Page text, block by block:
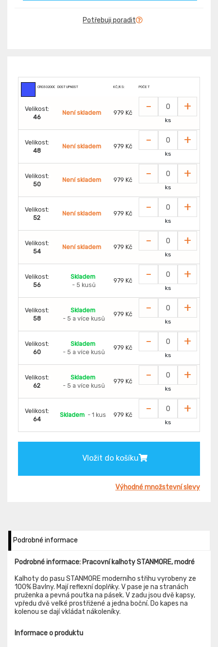
Potřebuji poradit
CR0302000450DOSTUPNOST KČ/KS: POČET
Velikost:
46
Není skladem 979 Kč - +
ks
Velikost:
48
Není skladem 979 Kč - +
ks
Velikost:
50
Není skladem 979 Kč - +
ks
Velikost:
52
Není skladem 979 Kč - +
ks
Velikost:
54
Není skladem 979 Kč - +
ks
Velikost:
56
Skladem
- 5 kusů
979 Kč - +
ks
Velikost:
58
Skladem
- 5 a více kusů
979 Kč - +
ks
Velikost:
60
Skladem
- 5 a více kusů
979 Kč - +
ks
Velikost:
62
Skladem
- 5 a více kusů
979 Kč - +
ks
Velikost:
64
Skladem - 1 kus 979 Kč - +
ks
Vložit do košíku
Výhodné množstevní slevy
Podrobné informace
Podrobné informace: Pracovní kalhoty STANMORE, modré
Kalhoty do pasu STANMORE moderního střihu vyrobeny ze
100% Bavlny. Mají reflexní doplňky. V pase je na stranách
pruženka a pevná poutka na pásek. V zadu jsou dvě kapsy,
vpředu dvě velké prostřižené a jedna boční. Do kapes na
kolenou se dají vkládat nákoleníky.
Informace o produktu